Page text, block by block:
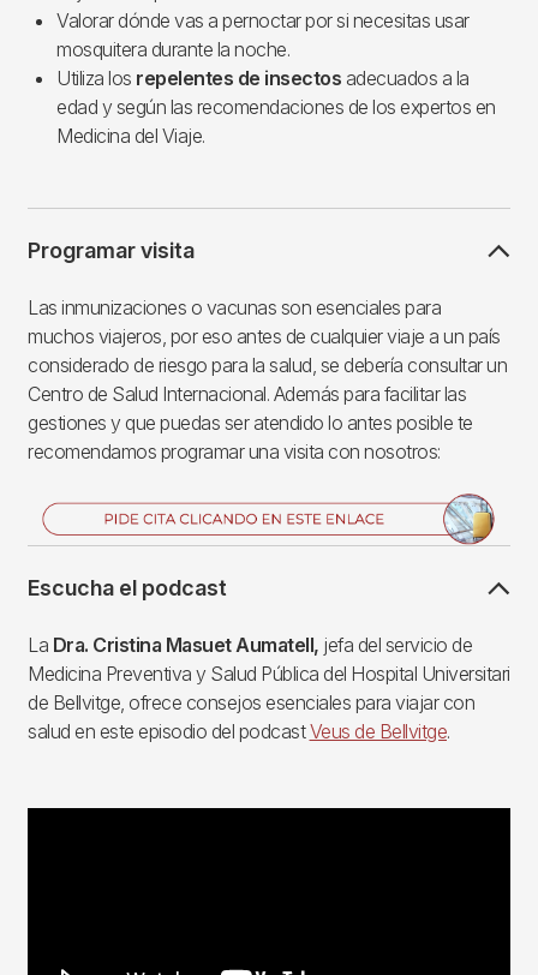
Valorar dónde vas a pernoctar por si necesitas usar
mosquitera durante la noche.
Utiliza los repelentes de insectos adecuados a la
edad y según las recomendaciones de los expertos en
Medicina del Viaje.
Programar visita
Las inmunizaciones o vacunas son esenciales para
muchos viajeros, por eso antes de cualquier viaje a un país
considerado de riesgo para la salud, se debería consultar un
Centro de Salud Internacional. Además para facilitar las
gestiones y que puedas ser atendido lo antes posible te
recomendamos programar una visita con nosotros:
Imagen
Escucha el podcast
La Dra. Cristina Masuet Aumatell, jefa del servicio de
Medicina Preventiva y Salud Pública del Hospital Universitari
de Bellvitge, ofrece consejos esenciales para viajar con
salud en este episodio del podcastVeus de Bellvitge.